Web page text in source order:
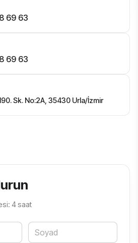
69 63
69 63
Sk. No:2A, 35430 Urla/İzmir
4 saat